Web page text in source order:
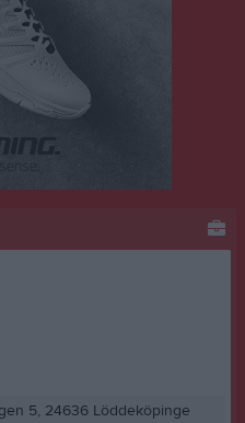
5, 24636 Löddeköpinge